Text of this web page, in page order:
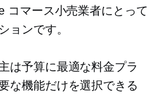
コマース小売業者にとって
ョンです。
は予算に最適な料金プラ
な機能だけを選択できる